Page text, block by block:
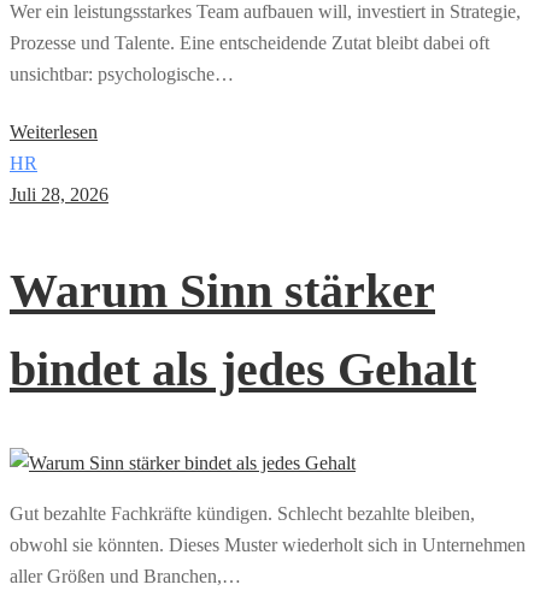
Wer ein leistungsstarkes Team aufbauen will, investiert in Strategie,
Prozesse und Talente. Eine entscheidende Zutat bleibt dabei oft
unsichtbar: psychologische…
Weiterlesen
HR
Juli 28, 2026
Warum Sinn stärker
bindet als jedes Gehalt
Gut bezahlte Fachkräfte kündigen. Schlecht bezahlte bleiben,
obwohl sie könnten. Dieses Muster wiederholt sich in Unternehmen
aller Größen und Branchen,…